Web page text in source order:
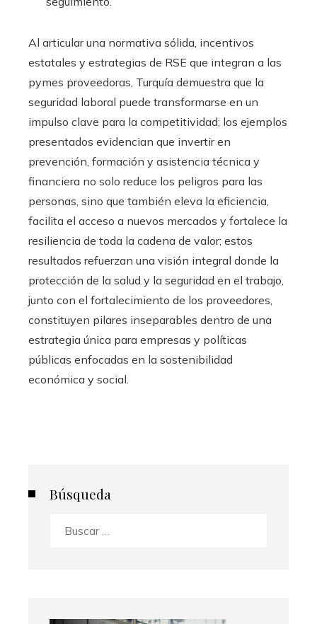
Al articular una normativa sólida, incentivos
estatales y estrategias de RSE que integran a las
pymes proveedoras, Turquía demuestra que la
seguridad laboral puede transformarse en un
impulso clave para la competitividad; los ejemplos
presentados evidencian que invertir en
prevención, formación y asistencia técnica y
financiera no solo reduce los peligros para las
personas, sino que también eleva la eficiencia,
facilita el acceso a nuevos mercados y fortalece la
resiliencia de toda la cadena de valor; estos
resultados refuerzan una visión integral donde la
protección de la salud y la seguridad en el trabajo,
junto con el fortalecimiento de los proveedores,
constituyen pilares inseparables dentro de una
estrategia única para empresas y políticas
públicas enfocadas en la sostenibilidad
económica y social.
Búsqueda